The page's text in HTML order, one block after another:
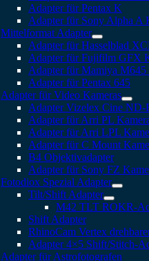
Adapter für Pentax K
Adapter für Sony Alpha A
Mittelformat Adapter
Adapter für Hasselblad
Adapter für Fujifilm GFX
Adapter für Mamiya M645
Adapter für Pentax 645
Adapter für Video Kameras
Adapter Vizelex Cine ND-
Adapter für Arri PL
Adapter für Arri LPL
Adapter für C Mount
B4 Objektivadapter
Adapter für Sony FZ
Fotodiox Spezial Adapter
Tilt/Shift Adapter
M42 TLT ROKR-
Shift Adapter
RhinoCam Vertex
Adapter 4×5 Shift/Stitch-
Adapter für Astrofotografen